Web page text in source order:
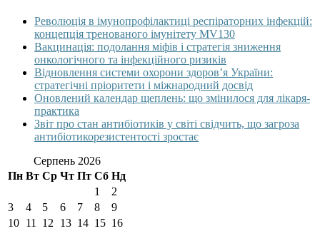
Революція в імунопрофілактиці респіраторних інфекцій:
концепція тренованого імунітету MV130
Вакцинація: подолання міфів і стратегія зниження
онкологічного та інфекційного ризиків
Відновлення системи охорони здоров’я України:
стратегічні пріоритети і міжнародний досвід
Оновлений календар щеплень: що змінилося для лікаря-
практика
Звіт про стан антибіотиків у світі свідчить, що загроза
антибіотикорезистентості зростає
Серпень 2026
Пн Вт Ср Чт Пт Сб Нд
1
2
3
4 5 6 7 8
9
10 11 12 13 14 15 16